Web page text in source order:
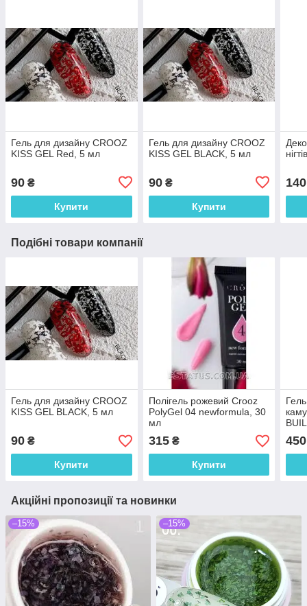
Гель для дизайну CROOZ
KISS GEL Red, 5 мл
90 ₴
Купити
Гель для дизайну CROOZ
KISS GEL BLACK, 5 мл
90₴
Купити
140
Подібні товари компанії
Гель для дизайну CROOZ
KISS GEL BLACK, 5 мл
90 ₴
Купити
Полігель рожевий Crooz
PolyGel 04 newformula, 30
мл
315₴
Купити
450
Акційні пропозиції та новинки
–15% –15%